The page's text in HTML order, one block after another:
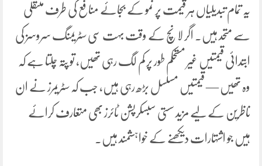
یہ تمام تبدیلیاں ہر قیمت پر نمو کے بجائے منافع کی طرف منتقلی
سے متحد ہیں۔ اگر لانچ کے وقت بہت سی سٹریمنگ سروسز کی
ابتدائی قیمتیں غیر مستحکم طور پر کم لگ رہی تھیں، تو پتہ چلتا ہے کہ
وہ تھیں — قیمتیں مسلسل بڑھ رہی ہیں، جب کہ سٹریمرز نے ان
ناظرین کے لیے مزید سستی سبسکرپشن ٹائرز بھی متعارف کرائے
ہیں جو اشتہارات دیکھنے کے خواہشمند ہیں۔